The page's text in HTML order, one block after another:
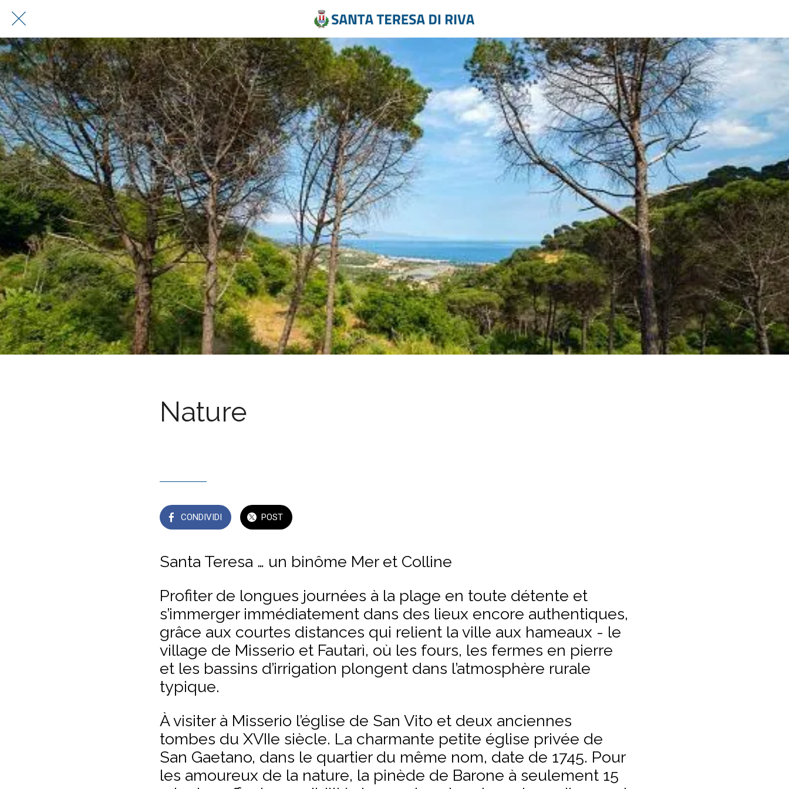
Nature
CONDIVIDI POST
Santa Teresa … un binôme Mer et Colline
Profiter de longues journées à la plage en toute détente et
s’immerger immédiatement dans des lieux encore authentiques,
grâce aux courtes distances qui relient la ville aux hameaux - le
village de Misserio et Fautarì, où les fours, les fermes en pierre
et les bassins d’irrigation plongent dans l’atmosphère rurale
typique.
À visiter à Misserio l’église de San Vito et deux anciennes
tombes du XVIIe siècle. La charmante petite église privée de
San Gaetano, dans le quartier du même nom, date de 1745. Pour
les amoureux de la nature, la pinède de Barone à seulement 15